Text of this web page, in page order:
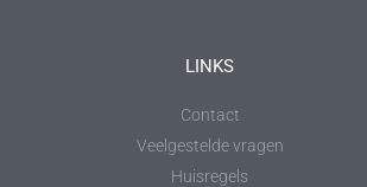
LINKS
Contact
Veelgestelde vragen
Huisregels